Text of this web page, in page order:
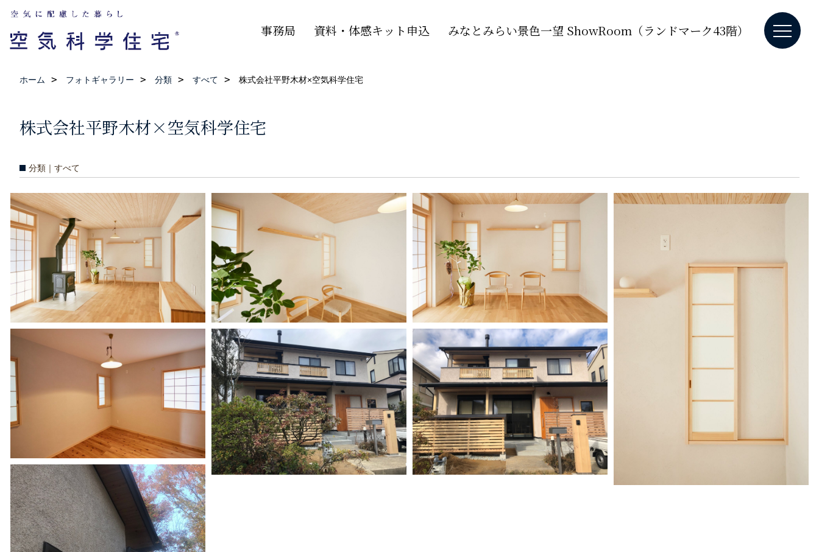
事務局 資料・体感キット申込 みなとみらい景色一望 ShowRoom（ランドマーク43階）
ホーム フォトギャラリー 分類 すべて 株式会社平野木材×空気科学住宅
株式会社平野木材×空気科学住宅
分類｜すべて